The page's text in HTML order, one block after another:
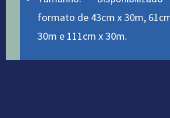
formato de 43cm x 30m,
30m e 111cm x 30m.